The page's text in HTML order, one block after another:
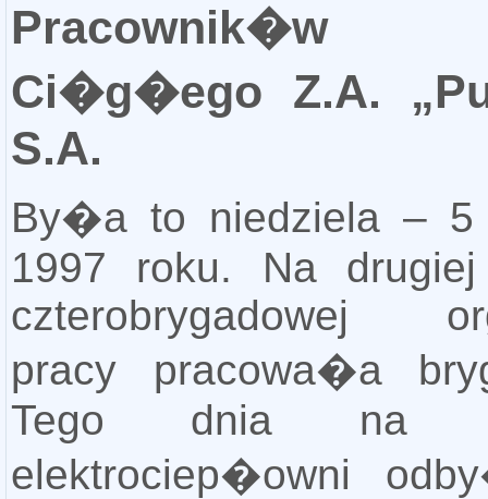
Pracownik�w
Ci�g�ego Z.A.
S.A.
By�a to niedziela – 5
1997 roku. Na drugiej
czterobrygadowej
pracy pracowa�a
Tego dnia na
elektrociep�owni